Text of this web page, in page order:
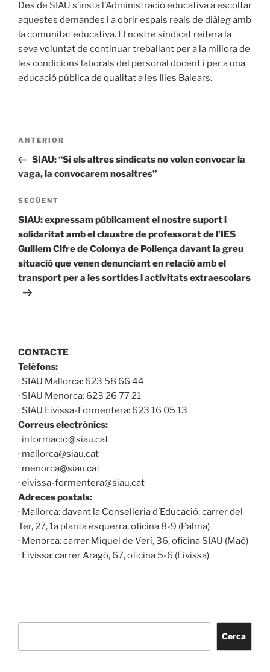
Des de SIAU s’insta l’Administració educativa a escoltar
aquestes demandes i a obrir espais reals de diàleg amb
la comunitat educativa. El nostre sindicat reitera la
seva voluntat de continuar treballant per a la millora de
les condicions laborals del personal docent i per a una
educació pública de qualitat a les Illes Balears.
Navegació
Entrada
anterior
ANTERIOR
SIAU: “Si els altres sindicats no volen convocar la
vaga, la convocarem nosaltres”
Entrada
següent
SEGÜENT
SIAU: expressam públicament el nostre suport i
solidaritat amb el claustre de professorat de l’IES
Guillem Cifre de Colonya de Pollença davant la greu
situació que venen denunciant en relació amb el
transport per a les sortides i activitats extraescolars
CONTACTE
Telèfons:
· SIAU Mallorca: 623 58 66 44
· SIAU Menorca: 623 26 77 21
· SIAU Eivissa-Formentera: 623 16 05 13
Correus electrònics:
· informacio@siau.cat
· mallorca@siau.cat
· menorca@siau.cat
· eivissa-formentera@siau.cat
Adreces postals:
· Mallorca: davant la Conselleria d’Educació, carrer del
Ter, 27, 1a planta esquerra, oficina 8-9 (Palma)
· Menorca: carrer Miquel de Verí, 36, oficina SIAU (Maó)
· Eivissa: carrer Aragó, 67, oficina 5-6 (Eivissa)
Cerca